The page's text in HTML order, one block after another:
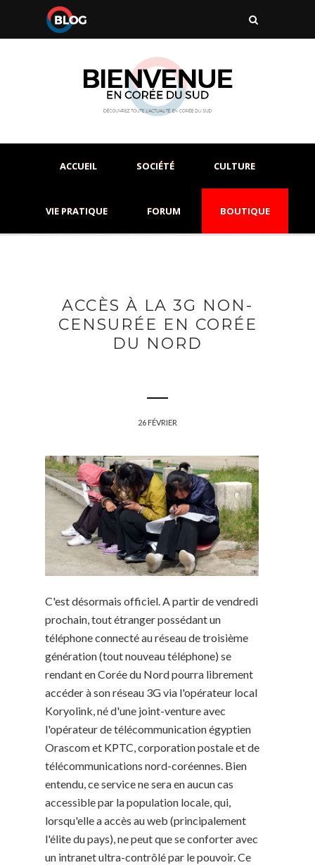
ACCUEIL SOCIÉTÉ CULTURE
VIE PRATIQUE FORUM BOUTIQUE
ACCÈS À LA 3G NON-
CENSURÉE EN CORÉE
DU NORD
26 FÉVRIER
C'est désormais officiel. A partir de vendredi
prochain, tout étranger possédant un
téléphone connecté au réseau de troisième
génération (tout nouveau téléphone) se
rendant en Corée du Nord pourra librement
accéder à son réseau 3G via l'opérateur local
Koryolink, né d'une joint-venture avec
l'opérateur de télécommunication égyptien
Orascom et KPTC, corporation postale et de
télécommunications nord-coréennes. Bien
entendu, ce service ne sera en aucun cas
accessible par la population locale, qui,
lorsqu'elle a accès au web (principalement
l'élite du pays), ne peut que se conforter avec
un intranet ultra-contrôlé par le pouvoir. Ce